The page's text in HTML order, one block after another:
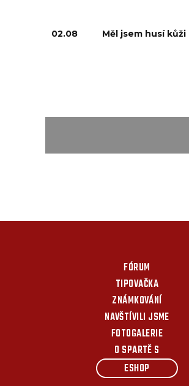
02.08 Měl jsem husí kůži
FÓRUM
TIPOVAČKA
ZNÁMKOVÁNÍ
NAVŠTÍVILI JSME
FOTOGALERIE
O SPARTĚ S
ESHOP